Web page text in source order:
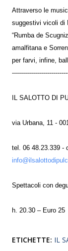
Attraverso le
suggestivi vicoli di
“Rumba de
amalfitana e
per farvi, infine,
IL SALOTTO DI
via Urbana, 11 -
tel. 06 48.23.339 -
Spettacoli con
h. 20.30 – Euro 25
ETICHETTE: IL